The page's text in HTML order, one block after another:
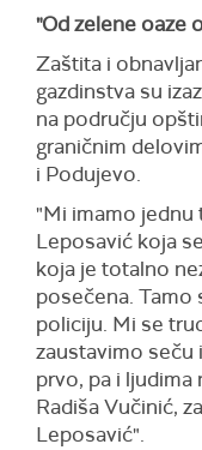
"Od zelene oaze
Zaštita i
gazdinstva su
na području
graničnim
i Podujevo.
"Mi imamo jednu
Leposavić koja
koja je totalno
posečena. Tamo
policiju. Mi se
zaustavimo seču
prvo, pa i ljudima
Radiša Vučinić,
Leposavić".